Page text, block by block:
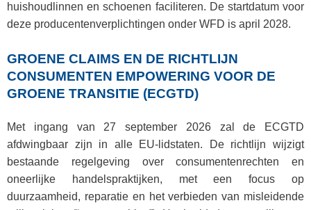
huishoudlinnen en schoenen faciliteren. De startdatum voor
deze producentenverplichtingen onder WFD is april 2028.
GROENE CLAIMS EN DE RICHTLIJN
CONSUMENTEN EMPOWERING VOOR DE
GROENE TRANSITIE (ECGTD)
Met ingang van 27 september 2026 zal de ECGTD
afdwingbaar zijn in alle EU-lidstaten. De richtlijn wijzigt
bestaande regelgeving over consumentenrechten en
oneerlijke handelspraktijken, met een focus op
duurzaamheid, reparatie en het verbieden van misleidende